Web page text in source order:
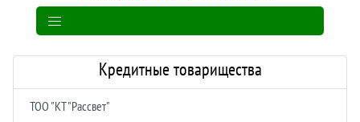
Кредитные товарищества
ТОО "КТ "Рассвет"